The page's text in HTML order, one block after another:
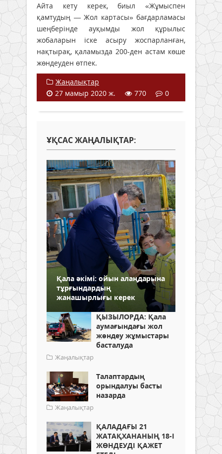
Айта кету керек, биыл «Жұмыспен
қамтудың — Жол картасы» бағдарламасы
шеңберінде ауқымды жол құрылыс
жобаларын іске асыру жоспарланған,
нақтырақ, қаламызда 200-ден астам көше
жөндеуден өтпек.
Жаңалықтар
27 мамыр 2020 ж.
770 0
ҰҚСАС ЖАҢАЛЫҚТАР:
Қала әкімі: ойын алаңдарына
тұрғындардың
жанашырлығы керек
ҚЫЗЫЛОРДА: Қала
аумағындағы жол
жөндеу жұмыстары
басталуда
Жаңалықтар
Талаптардың
орындалуы басты
назарда
Жаңалықтар
ҚАЛАДАҒЫ 21
ЖАТАҚХАНАНЫҢ 18-І
ЖӨНДЕУДІ ҚАЖЕТ